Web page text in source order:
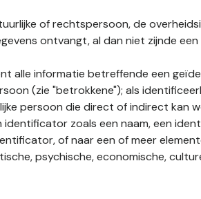
of rechtspersoon, de
ontvangt, al dan niet zijnde een
alle informatie betreffende een
(zie "betrokkene"); als
persoon die direct of indirect kan
identificator zoals een naam, een
of naar een of meer
psychische, economische,